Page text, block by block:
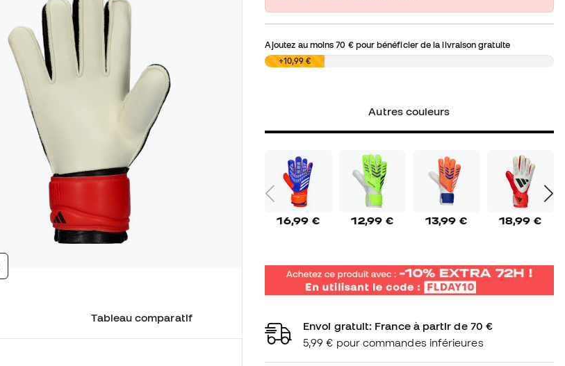
Tableau comparatif
Ajoutez au moins70 €pour bénéficier de la livraison gratuite
0,00 €+10,99 €
Autres couleurs
16,99 € 12,99 € 13,99 € 18,99 €
Envoi gratuit: France à partir de 70 €
5,99 € pour commandes inférieures